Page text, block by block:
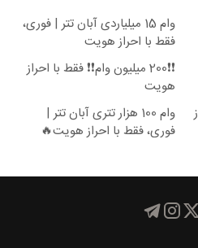
وام 15 میلیاردی آبان تتر | فوری،
فقط با احراز هویت
❗❗200 میلیون وام❗❗ فقط با احراز
هویت
وام 100 هزار تتری آبان تتر |
فوری، فقط با احراز هویت🔥